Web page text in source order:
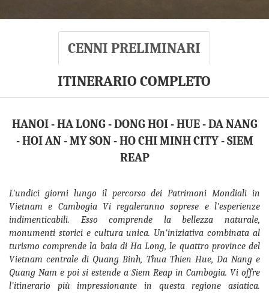
CENNI PRELIMINARI
ITINERARIO COMPLETO
HANOI - HA LONG - DONG HOI - HUE - DA NANG
- HOI AN - MY SON - HO CHI MINH CITY - SIEM
REAP
L'undici giorni lungo il percorso dei Patrimoni Mondiali in
Vietnam e Cambogia Vi regaleranno soprese e l'esperienze
indimenticabili. Esso comprende la bellezza naturale,
monumenti storici e cultura unica. Un'iniziativa combinata al
turismo comprende la baia di Ha Long, le quattro province del
Vietnam centrale di Quang Binh, Thua Thien Hue, Da Nang e
Quang Nam e poi si estende a Siem Reap in Cambogia. Vi offre
l'itinerario più impressionante in questa regione asiatica.